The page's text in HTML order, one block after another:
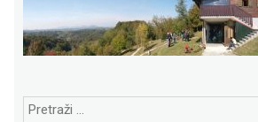
Pretraži: